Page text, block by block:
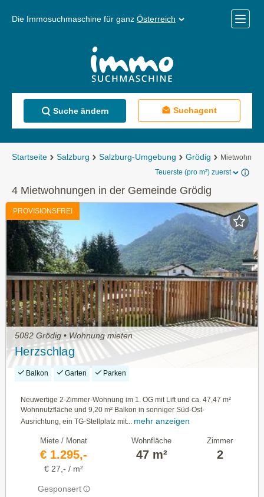
Die Immosuchmaschine für ganz Österreich
Menü
Suche ändern Suchagent
Startseite Salzburg Salzburg-Umgebung Grödig
Teuerste (pro m²) zuerst
4 Mietwohnungen in der Gemeinde Grödig
PROVISIONSFREI
5082 Grödig • Wohnung mieten
Herzschlag
Balkon Garten Parken
Neuwertige 2-Zimmer-Wohnung im 1. OG mit Lift und ca. 47,47 m²
Wohnnutzfläche und 9,20 m² Balkon in sonniger Süd-Ost-
Ausrichtung, ein TG-Stellplatz mit...
mehr anzeigen
Miete / Monat
€ 1.295,-
€ 27,- / m²
Gesponsert
Wohnfläche
47 m²
Zimmer
2